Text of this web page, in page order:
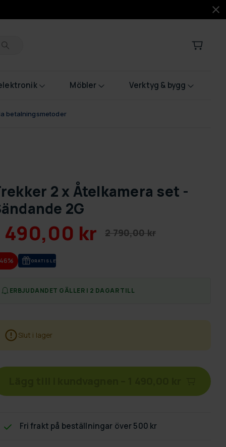
Möbler Verktyg & bygg
betalningsmetoder
2 x Åtelkamera set -
2G
490,00 kr 2 790,00 kr
GRA­TIS LE­VE­RANS
ERBJUDANDET GÄLLER I 2 DAGAR TILL
Slut i lager
Fri frakt på beställningar över 500 kr